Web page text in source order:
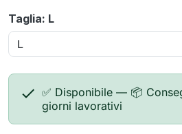
Taglia: L
 ✅ Disponibile — 📦
giorni lavorativi